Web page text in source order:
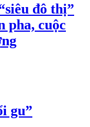
đô thị”
pha, cuộc
gu”